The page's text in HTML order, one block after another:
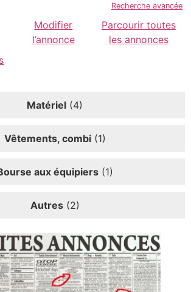
Recherche avancée
Modifier
l’annonce
Parcourir toutes
les annonces
Matériel (4)
Vêtements, combi(1)
aux équipiers(1)
Autres(2)